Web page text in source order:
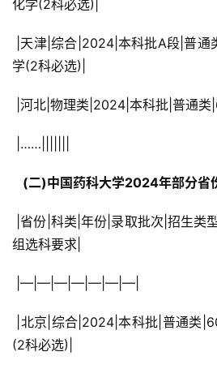
化学(2科必选)|
学(2科必选)|
|河北|物理类|2024|本科批|普通类
|……|||||||
(二)中国药科大学2024年部分省
组选科要求|
|—|—|—|—|—|—|—|
(2科必选)|